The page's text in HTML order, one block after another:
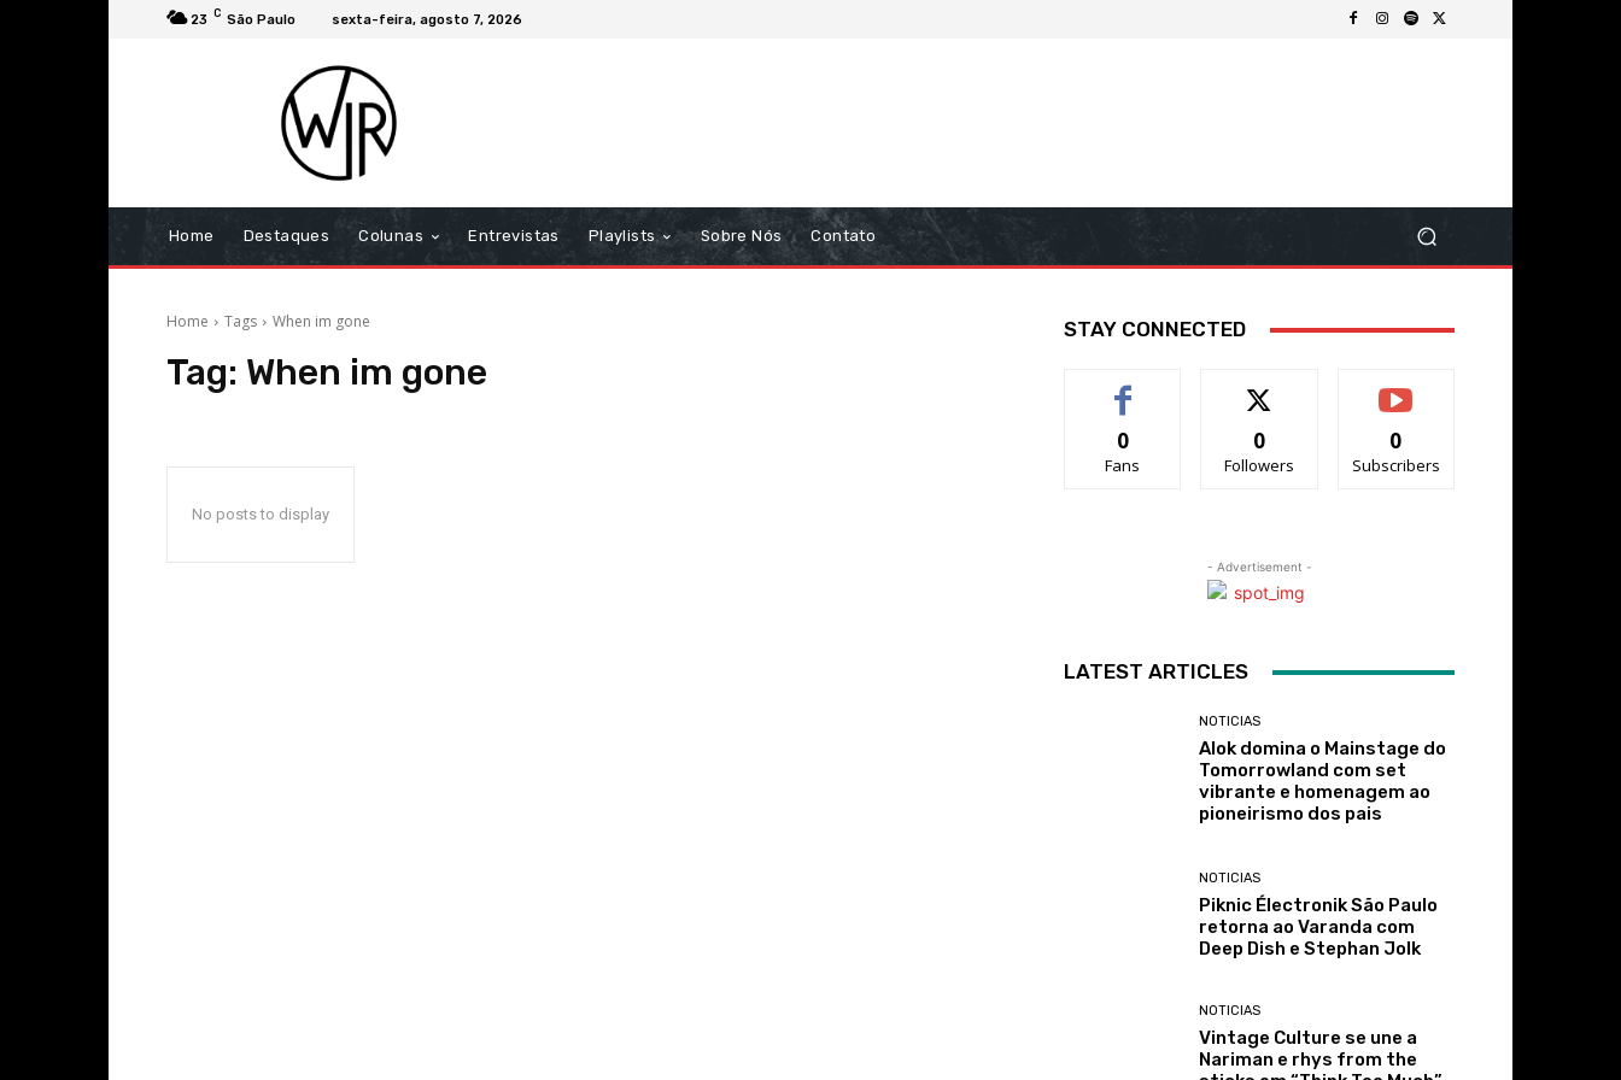
23 C São Paulo sexta-feira, agosto 7, 2026
Home Destaques Colunas Entrevistas Playlists Sobre Nós Contato
Home Tags When im gone
Tag: When im gone
No posts to display
STAY CONNECTED
0
Fans
0
Followers
0
Subscribers
- Advertisement -
LATEST ARTICLES
NOTICIAS
Alok domina o Mainstage do
Tomorrowland com set
vibrante e homenagem ao
pioneirismo dos pais
NOTICIAS
Piknic Électronik São Paulo
retorna ao Varanda com
Deep Dish e Stephan Jolk
NOTICIAS
Vintage Culture se une a
Nariman e rhys from the